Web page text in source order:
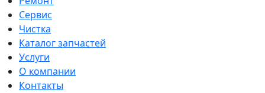
Сервис
Чистка
Каталог запчастей
Услуги
О компании
Контакты